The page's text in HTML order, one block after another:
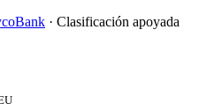
· Clasificación apoyada